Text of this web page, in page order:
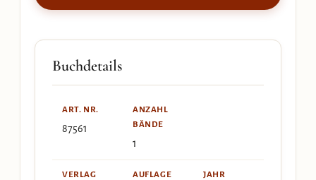
Buchdetails
ART. NR.
87561
ANZAHL
BÄNDE
1
VERLAG AUFLAGE JAHR